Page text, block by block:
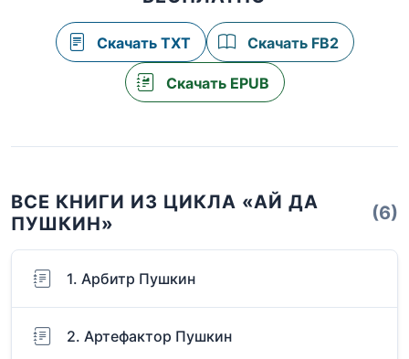
Скачать TXT Скачать FB2
Скачать EPUB
ВСЕ КНИГИ ИЗ ЦИКЛА «АЙ ДА
ПУШКИН»
(6)
1. Арбитр Пушкин
2. Артефактор Пушкин